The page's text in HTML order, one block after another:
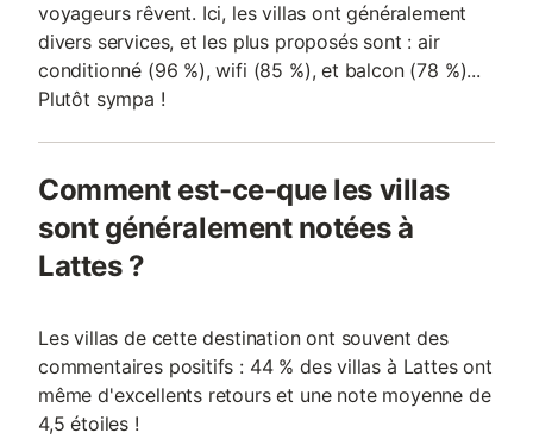
voyageurs rêvent. Ici, les villas ont généralement
divers services, et les plus proposés sont : air
conditionné (96 %), wifi (85 %), et balcon (78 %)...
Plutôt sympa !
Comment est-ce-que les villas
sont généralement notées à
Lattes ?
Les villas de cette destination ont souvent des
commentaires positifs : 44 % des villas à Lattes ont
même d'excellents retours et une note moyenne de
4,5 étoiles !